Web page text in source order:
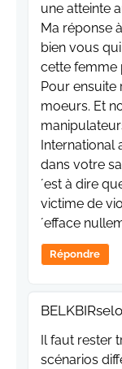
une atteinte
Ma réponse
bien vous
cette femme
Pour ensuite
moeurs. Et
International
dans votre
´est à dire
victime de
´efface
Répondre
Il faut rester
scénarios